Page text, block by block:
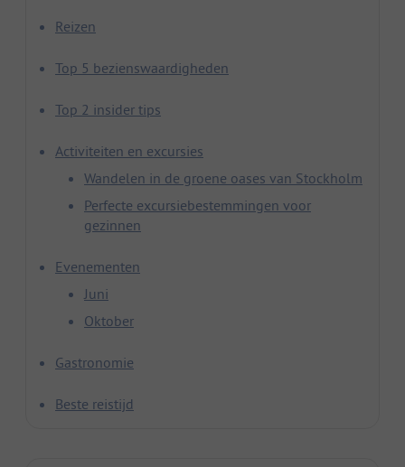
Reizen
Top 5 bezienswaardigheden
Top 2 insider tips
Activiteiten en excursies
Wandelen in de groene oases van Stockholm
Perfecte excursiebestemmingen voor
gezinnen
Evenementen
Juni
Oktober
Gastronomie
Beste reistijd